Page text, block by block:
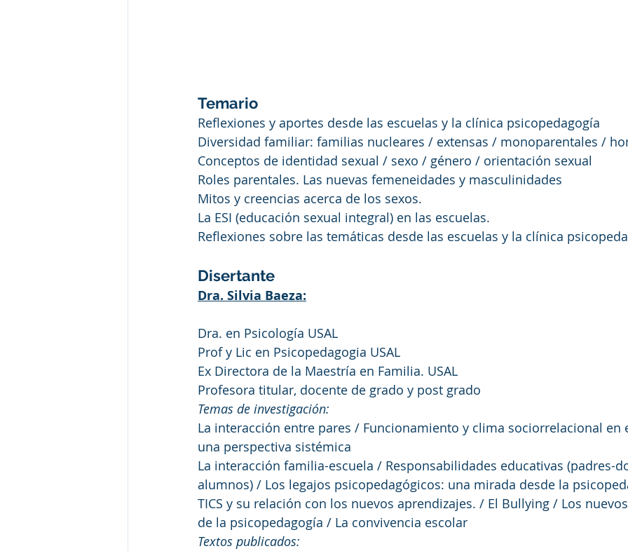
Temario
Reflexiones y aportes desde las escuelas y la clínica psicopedagogía
Diversidad familiar: familias nucleares / extensas / monoparentales /
Conceptos de identidad sexual / sexo / género / orientación sexual
Roles parentales. Las nuevas femeneidades y masculinidades
Mitos y creencias acerca de los sexos.
La ESI (educación sexual integral) en las escuelas.
Reflexiones sobre las temáticas desde las escuelas y la clínica
Disertante
Dra. Silvia Baeza:
Dra. en Psicología USAL
Prof y Lic en Psicopedagogia USAL
Ex Directora de la Maestría en Familia. USAL
Profesora titular, docente de grado y post grado
Temas de investigación:
La interacción entre pares / Funcionamiento y clima sociorrelacional en
una perspectiva sistémica
La interacción familia-escuela / Responsabilidades educativas (padres-
alumnos) / Los legajos psicopedagógicos: una mirada desde la
TICS y su relación con los nuevos aprendizajes. / El Bullying / Los
de la psicopedagogía / La convivencia escolar
Textos publicados: